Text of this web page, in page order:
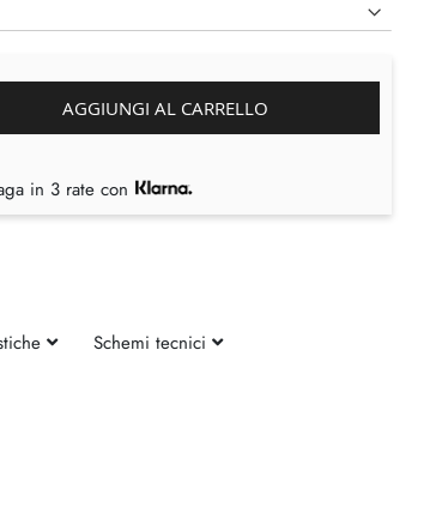
AGGIUNGI AL CARRELLO
in 3 rate con
Schemi tecnici